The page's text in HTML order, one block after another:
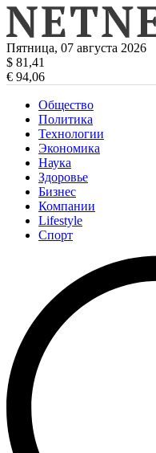
Пятница, 07 августа 2026
$ 81,41
€ 94,06
Общество
Политика
Технологии
Экономика
Наука
Здоровье
Бизнес
Компании
Lifestyle
Спорт